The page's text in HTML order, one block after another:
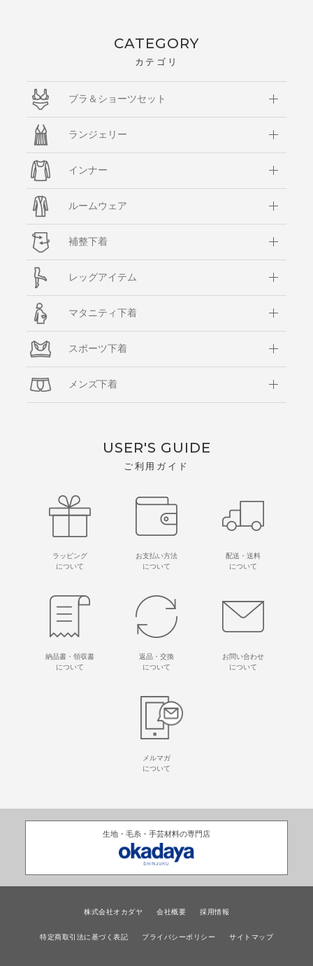
CATEGORY
カテゴリ
ブラ＆ショーツセット
ランジェリー
インナー
ルームウェア
補整下着
レッグアイテム
マタニティ下着
スポーツ下着
メンズ下着
USER'S GUIDE
ご利用ガイド
ラッピング
について
お支払い方法
について
配送・送料
について
納品書・領収書
について
返品・交換
について
お問い合わせ
について
メルマガ
について
生地・毛糸・手芸材料の専門店
株式会社オカダヤ 会社概要 採用情報
特定商取引法に基づく表記 プライバシーポリシー サイトマップ